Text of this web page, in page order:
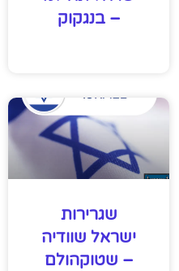
– בנגקוק
שגרירות
ישראל שוודיה
– שטוקהולם